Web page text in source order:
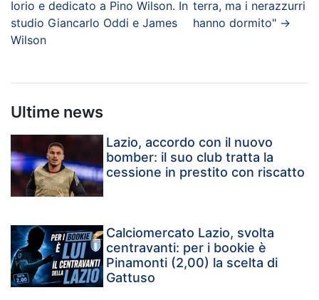
Iorio e dedicato a Pino Wilson. In
studio Giancarlo Oddi e James
Wilson
terra, ma i nerazzurri
hanno dormito"→
Ultime news
Lazio, accordo con il nuovo
bomber: il suo club tratta la
cessione in prestito con riscatto
Calciomercato Lazio, svolta
centravanti: per i bookie è
Pinamonti (2,00) la scelta di
Gattuso